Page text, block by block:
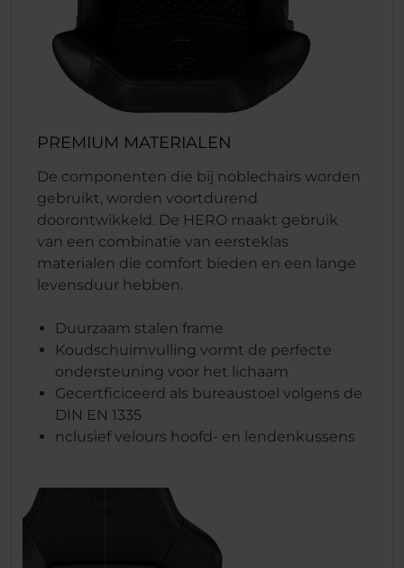
PREMIUM MATERIALEN
De componenten die bij noblechairs worden
gebruikt, worden voortdurend
doorontwikkeld. De HERO maakt gebruik
van een combinatie van eersteklas
materialen die comfort bieden en een lange
levensduur hebben.
Duurzaam stalen frame
Koudschuimvulling vormt de perfecte
ondersteuning voor het lichaam
Gecertficiceerd als bureaustoel volgens de
DIN EN 1335
nclusief velours hoofd- en lendenkussens